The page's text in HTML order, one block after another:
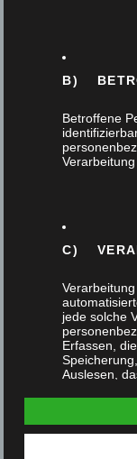
Tischlerei
Jahr 2020 geht
18.
Tischlerei
Gladbach! Für
Jubiläumsjahr
B)
Betroffene
C)
jede solche
Erfassen,
Auslesen,
die